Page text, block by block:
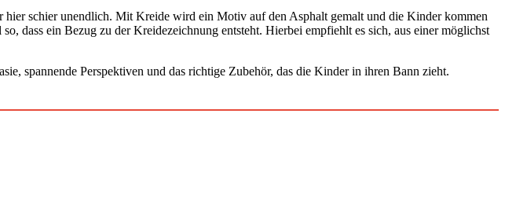
schier unendlich. Mit Kreide wird ein Motiv auf den Asphalt gemalt und die Kinder kommen
dass ein Bezug zu der Kreidezeichnung entsteht. Hierbei empfiehlt es sich, aus einer möglichst
spannende Perspektiven und das richtige Zubehör, das die Kinder in ihren Bann zieht.